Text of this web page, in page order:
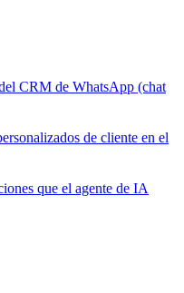
CRM de WhatsApp (chat
de cliente en el
que el agente de IA